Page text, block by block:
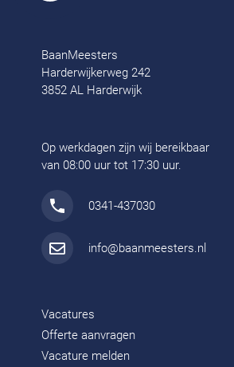
BaanMeesters
Harderwijkerweg 242
3852 AL Harderwijk
Op werkdagen zijn wij bereikbaar
van 08:00 uur tot 17:30 uur.
0341-437030
info@baanmeesters.nl
Vacatures
Offerte aanvragen
Vacature melden